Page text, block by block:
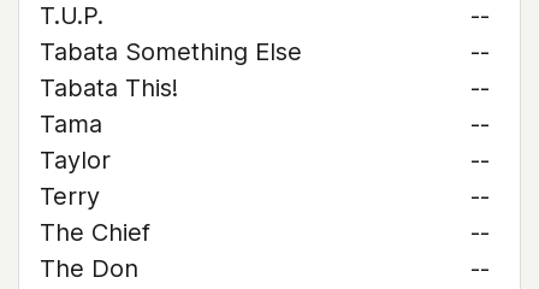
T.U.P.
--
Tabata Something Else
--
Tabata This!
--
Tama
--
Taylor
--
Terry
--
The Chief
--
The Don
--